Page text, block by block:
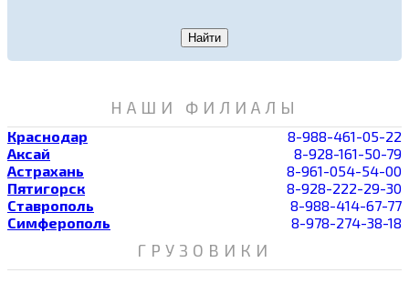
Найти
НАШИ ФИЛИАЛЫ
Краснодар
8-988-461-05-22
Аксай
8-928-161-50-79
Астрахань
8-961-054-54-00
Пятигорск
8-928-222-29-30
Ставрополь
8-988-414-67-77
Симферополь
8-978-274-38-18
ГРУЗОВИКИ